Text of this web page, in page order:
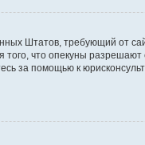
Штатов, требующий от
того, что опекуны
за помощью к